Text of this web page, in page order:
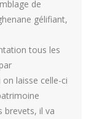
de
gélifiant,
tous les
laisse celle-ci
brevets, il va